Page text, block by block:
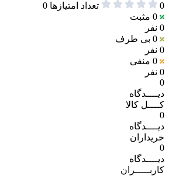
0 تعداد امتیازها 0
0 مثبت
0 نفر
0 بی طرف
0 نفر
0 منفی
0 نفر
0
دیــــدگاه
کــــل کالا
0
دیــــدگاه
خریداران
0
دیــــدگاه
کاربـــــران